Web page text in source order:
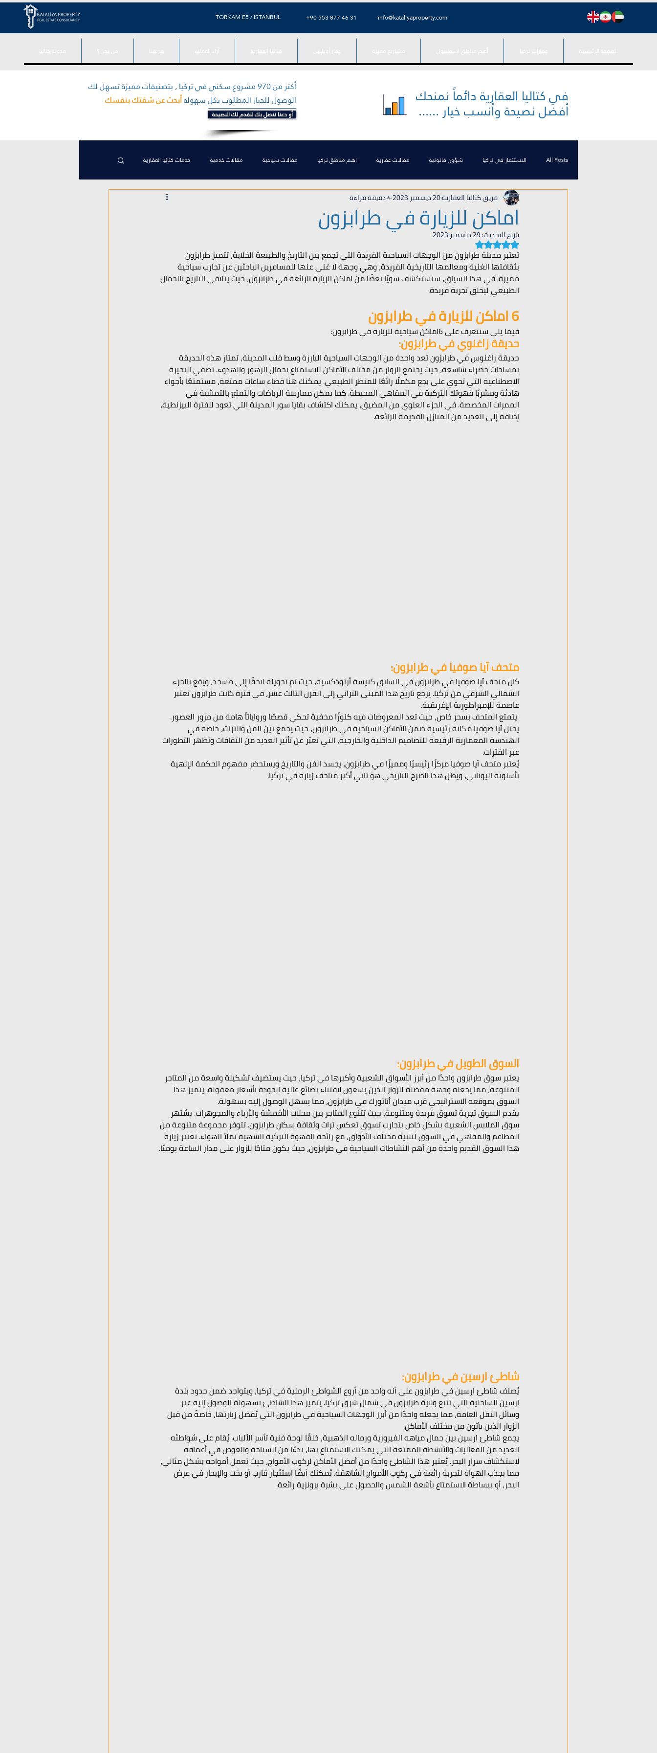
TORKAM E5 / ISTANBUL ⁦+90 553 877 46 31⁩ info@kataliyaproperty.com
أكثر من 970 مشروع سكني في تركيا , بتصنيفات مميزة تسهل لك
الوصول للخيار المطلوب بكل سهولةأبحث عن شقتك بنفسك
أو دعنا نتصل بك لنقدم لك النصيحة
في كتاليا العقارية دائماً نمنحك
أفضل نصيحة وأنسب خيار ......
All Posts الاستثمار في تركيا شؤون قانونية مقالات عقارية اهم مناطق تركيا مقالات سياحية مقالات خدمية خدمات كتاليا العقارية
الجنسية التركية منوعات تركيا الاستثمار في تركيا
اماكن للزيارة في طرابزون
فريق كتاليا العقارية20 ديسمبر 2023 4 دقيقة قراءة
تاريخ التحديث:29 ديسمبر 2023
تم التقييم بـ ليس رقمًا من أصل 5 نجوم.
تعتبر مدينة طرابزون من الوجهات السياحية الفريدة التي تجمع بين التاريخ والطبيعة الخلابة، تتميز طرابزون
بثقافتها الغنية ومعالمها التاريخية الفريدة، وهي وجهة لا غنى عنها للمسافرين الباحثين عن تجارب سياحية
مميزة. في هذا السياق، سنستكشف سويًا بعضًا من اماكن الزيارة الرائعة في طرابزون، حيث يتلاقى التاريخ بالجمال
الطبيعي ليخلق تجربة فريدة.
6 اماكن للزيارة في طرابزون
فيما يلي سنتعرف على 6اماكن سياحية للزيارة في طرابزون:
حديقة زاغنوي في طرابزون:
حديقة زاغنوس في طرابزون تعد واحدة من الوجهات السياحية البارزة وسط قلب المدينة، تمتاز هذه الحديقة
بمساحات خضراء شاسعة، حيث يجتمع الزوار من مختلف الأماكن للاستمتاع بجمال الزهور والهدوء. تضفي البحيرة
الاصطناعية التي تحوي على بجع مكملًا رائعًا للمنظر الطبيعي. يمكنك هنا قضاء ساعات ممتعة، مستمتعًا بأجواء
هادئة ومشربًا قهوتك التركية في المقاهي المحيطة. كما يمكن ممارسة الرياضات والتمتع بالتمشية في
الممرات المخصصة. في الجزء العلوي من المضيق، يمكنك اكتشاف بقايا سور المدينة التي تعود للفترة البيزنطية،
إضافة إلى العديد من المنازل القديمة الرائعة.
متحف آيا صوفيا في طرابزون:
كان متحف آيا صوفيا في طرابزون في السابق كنيسة أرثوذكسية، حيث تم تحويله لاحقًا إلى مسجد، ويقع بالجزء
الشمالي الشرقي من تركيا. يرجع تاريخ هذا المبنى التراثي إلى القرن الثالث عشر، في فترة كانت طرابزون تعتبر
عاصمة للإمبراطورية الإغريقية.
يتمتع المتحف بسحر خاص، حيث تعد المعروضات فيه كنوزًا مخفية تحكي قصصًا ورواياتاً هامة من مرور العصور.
يحتل آيا صوفيا مكانة رئيسية ضمن الأماكن السياحية في طرابزون، حيث يجمع بين الفن والتراث، خاصة في
الهندسة المعمارية الرفيعة للتصاميم الداخلية والخارجية، التي تعبّر عن تأثير العديد من الثقافات وتظهر التطورات
عبر الفترات.
يُعتبر متحف آيا صوفيا مركزًا رئيسيًا ومميزًا في طرابزون، يجسد الفن والتاريخ ويستحضر مفهوم الحكمة الإلهية
بأسلوبه اليوناني، ويظل هذا الصرح التاريخي هو ثاني أكبر متاحف زيارة في تركيا.
السوق الطويل في طرابزون:
يعتبر سوق طرابزون واحدًا من أبرز الأسواق الشعبية وأكبرها في تركيا، حيث يستضيف تشكيلة واسعة من المتاجر
المتنوعة، مما يجعله وجهة مفضلة للزوار الذين يسعون لاقتناء بضائع عالية الجودة بأسعار معقولة. يتميز هذا
السوق بموقعه الاستراتيجي قرب ميدان أتاتورك في طرابزون، مما يسهل الوصول إليه بسهولة.
يقدم السوق تجربة تسوق فريدة ومتنوعة، حيث تتنوع المتاجر بين محلات الأقمشة والأزياء والمجوهرات. يشتهر
سوق الملابس الشعبية بشكل خاص بتجارب تسوق تعكس تراث وثقافة سكان طرابزون. تتوفر مجموعة متنوعة من
المطاعم والمقاهي في السوق لتلبية مختلف الأذواق، مع رائحة القهوة التركية الشهية تملأ الهواء. تعتبر زيارة
هذا السوق القديم واحدة من أهم النشاطات السياحية في طرابزون، حيث يكون متاحًا للزوار على مدار الساعة يوميًا.
شاطئ ارسين في طرابزون:
يُصنف شاطئ ارسين في طرابزون على أنه واحد من أروع الشواطئ الرملية في تركيا، ويتواجد ضمن حدود بلدة
ارسين الساحلية التي تتبع ولاية طرابزون في شمال شرق تركيا. يتميز هذا الشاطئ بسهولة الوصول إليه عبر
وسائل النقل العامة، مما يجعله واحدًا من أبرز الوجهات السياحية في طرابزون التي يُفضل زيارتها، خاصةً من قبل
الزوار الذين يأتون من مختلف الأماكن.
يجمع شاطئ ارسين بين جمال مياهه الفيروزية ورماله الذهبية، خلقًا لوحة فنية تأسر الألباب. يُقام على شواطئه
العديد من الفعاليات والأنشطة الممتعة التي يمكنك الاستمتاع بها، بدءًا من السباحة والغوص في أعماقه
لاستكشاف سرار البحر. يُعتبر هذا الشاطئ واحدًا من أفضل الأماكن لركوب الأمواج، حيث تعمل أمواجه بشكل مثالي،
مما يجذب الهواة لتجربة رائعة في ركوب الأمواج الشاهقة. يُمكنك أيضًا استئجار قارب أو يخت والإبحار في عرض
البحر، أو ببساطة الاستمتاع بأشعة الشمس والحصول على بشرة برونزية رائعة.